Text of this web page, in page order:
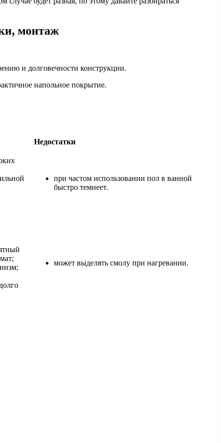
монтаж
и долговечности конструкции.
напольное покрытие.
Недостатки
при частом использовании пол в ванной
быстро темнеет.
может выделять смолу при нагревании.